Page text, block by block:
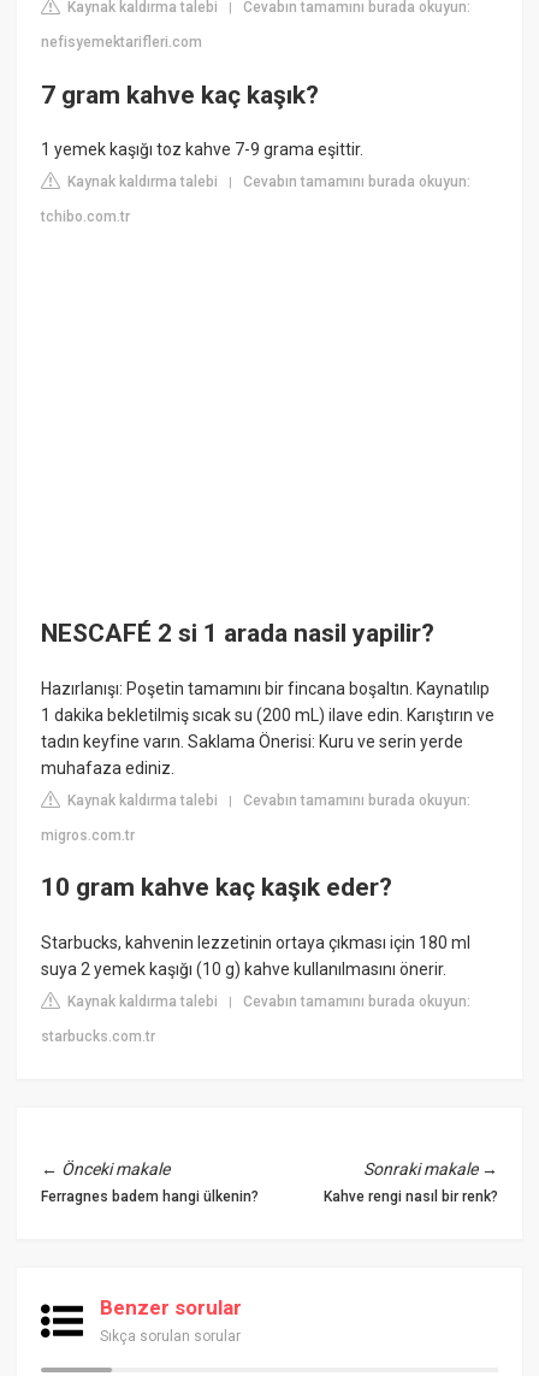
Kaynak kaldırma talebi |Cevabın tamamını burada okuyun:
nefisyemektarifleri.com
7 gram kahve kaç kaşık?
1 yemek kaşığı toz kahve 7-9 grama eşittir.
Kaynak kaldırma talebi |Cevabın tamamını burada okuyun:
tchibo.com.tr
NESCAFÉ 2 si 1 arada nasil yapilir?
Hazırlanışı: Poşetin tamamını bir fincana boşaltın. Kaynatılıp
1 dakika bekletilmiş sıcak su (200 mL) ilave edin. Karıştırın ve
tadın keyfine varın. Saklama Önerisi: Kuru ve serin yerde
muhafaza ediniz.
Kaynak kaldırma talebi |Cevabın tamamını burada okuyun:
migros.com.tr
10 gram kahve kaç kaşık eder?
Starbucks, kahvenin lezzetinin ortaya çıkması için 180 ml
suya 2 yemek kaşığı (10 g) kahve kullanılmasını önerir.
Kaynak kaldırma talebi |Cevabın tamamını burada okuyun:
starbucks.com.tr
← Önceki makale
Ferragnes badem hangi ülkenin?
Sonraki makale→
Kahve rengi nasıl bir renk?
Benzer sorular
Sıkça sorulan sorular